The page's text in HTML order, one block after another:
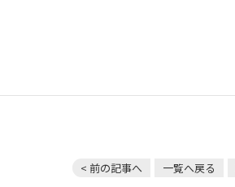
< 前の記事へ 一覧へ戻る